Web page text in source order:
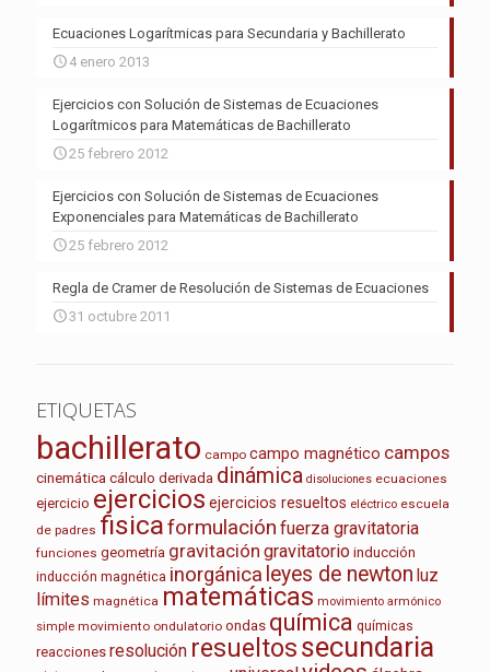
Ecuaciones Logarítmicas para Secundaria y Bachillerato
4 enero 2013
Ejercicios con Solución de Sistemas de Ecuaciones
Logarítmicos para Matemáticas de Bachillerato
25 febrero 2012
Ejercicios con Solución de Sistemas de Ecuaciones
Exponenciales para Matemáticas de Bachillerato
25 febrero 2012
Regla de Cramer de Resolución de Sistemas de Ecuaciones
31 octubre 2011
ETIQUETAS
bachillerato campo campo magnético campos
cinemática cálculo derivada dinámica disoluciones ecuaciones
ejercicio ejercicios ejercicios resueltos eléctrico escuela
de padres fisicaformulación fuerza gravitatoria
funciones geometría gravitación gravitatorio inducción
inducción magnética inorgánica leyes de newton luz
límites magnética matemáticas movimiento armónico
simple movimiento ondulatorio ondas química químicas
reacciones resolución resueltossecundaria